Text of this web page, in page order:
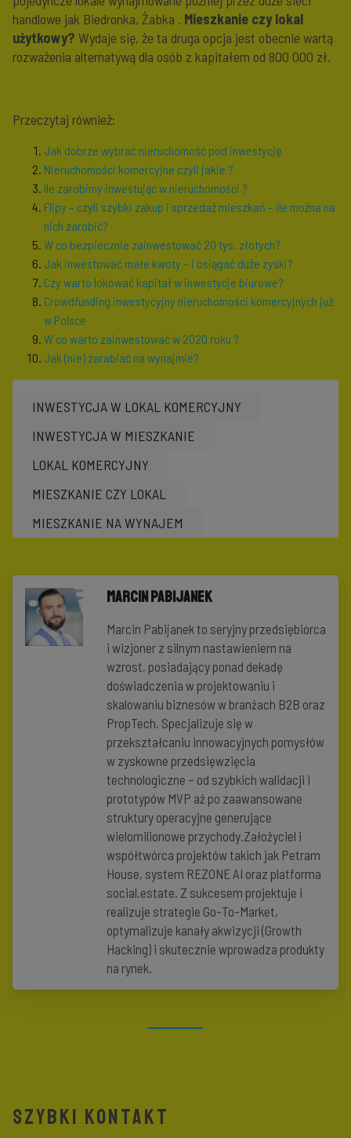
handlowe jak Biedronka, Żabka . Mieszkanie czy lokal
użytkowy? Wydaje się, że ta druga opcja jest obecnie wartą
rozważenia alternatywą dla osób z kapitałem od 800 000 zł.
Przeczytaj również:
Jak dobrze wybrać nieruchomość pod inwestycję
Nieruchomości komercyjne czyli jakie ?
Ile zarobimy inwestując w nieruchomości ?
Flipy – czyli szybki zakup i sprzedaż mieszkań – ile można na
nich zarobić?
W co bezpiecznie zainwestować 20 tys. złotych?
Jak inwestować małe kwoty – i osiągać duże zyski?
Czy warto lokować kapitał w inwestycje biurowe?
Crowdfunding inwestycyjny nieruchomości komercyjnych już
w Polsce
W co warto zainwestować w 2020 roku ?
Jak (nie) zarabiać na wynajmie?
INWESTYCJA W LOKAL KOMERCYJNY
INWESTYCJA W MIESZKANIE
LOKAL KOMERCYJNY
MIESZKANIE CZY LOKAL
MIESZKANIE NA WYNAJEM
Marcin Pabijanek
Marcin Pabijanek to seryjny przedsiębiorca
i wizjoner z silnym nastawieniem na
wzrost, posiadający ponad dekadę
doświadczenia w projektowaniu i
skalowaniu biznesów w branżach B2B oraz
PropTech. Specjalizuje się w
przekształcaniu innowacyjnych pomysłów
w zyskowne przedsięwzięcia
technologiczne – od szybkich walidacji i
prototypów MVP aż po zaawansowane
struktury operacyjne generujące
wielomilionowe przychody.Założyciel i
współtwórca projektów takich jak Petram
House, system REZONE AI oraz platforma
social.estate. Z sukcesem projektuje i
realizuje strategie Go-To-Market,
optymalizuje kanały akwizycji (Growth
Hacking) i skutecznie wprowadza produkty
na rynek.
SZYBKI KONTAKT